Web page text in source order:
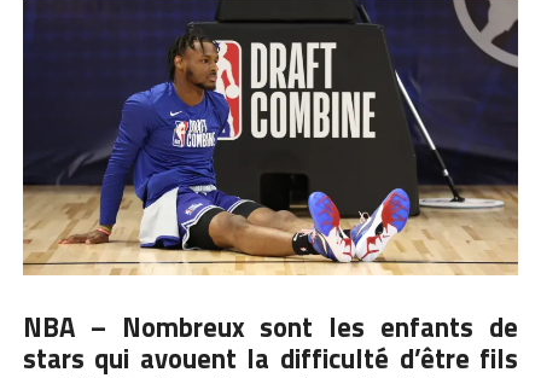
NBA – Nombreux sont les enfants de
stars qui avouent la difficulté d’être fils